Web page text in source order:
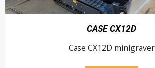
CASE CX12D
Case CX12D minigraver